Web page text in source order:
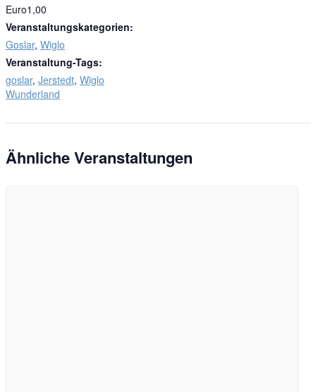
Euro1,00
Veranstaltungskategorien:
Goslar, Wiglo
Veranstaltung-Tags:
goslar, Jerstedt, Wiglo
Wunderland
Ähnliche Veranstaltungen